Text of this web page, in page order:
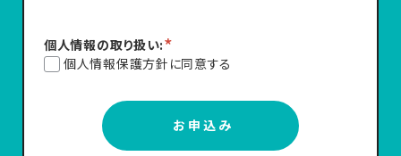
*
個人情報の取り扱い:
個人情報保護方針に同意する
お申込み